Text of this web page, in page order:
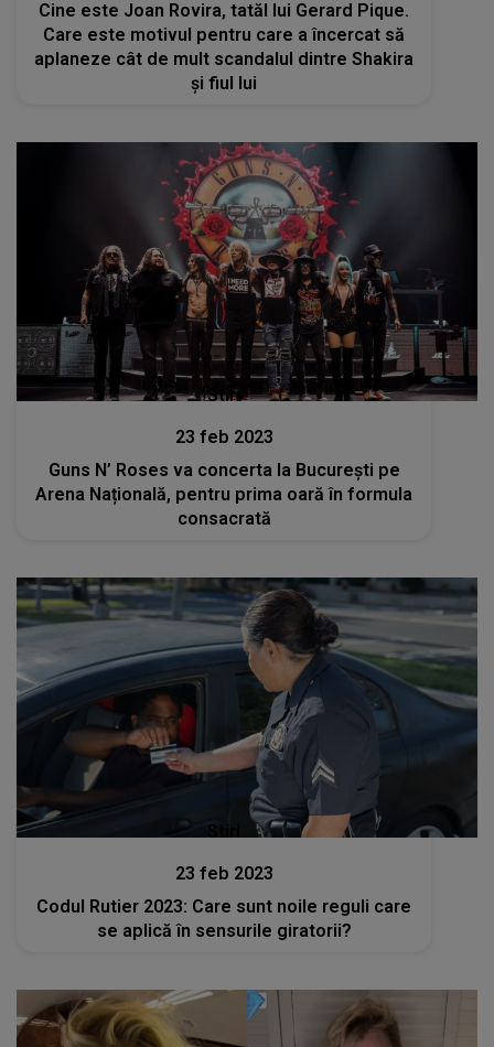
Cine este Joan Rovira, tatăl lui Gerard Pique.
Care este motivul pentru care a încercat să
aplaneze cât de mult scandalul dintre Shakira
și fiul lui
Stiri
23 feb 2023
Guns N’ Roses va concerta la București pe
Arena Națională, pentru prima oară în formula
consacrată
Stiri
23 feb 2023
Codul Rutier 2023: Care sunt noile reguli care
se aplică în sensurile giratorii?